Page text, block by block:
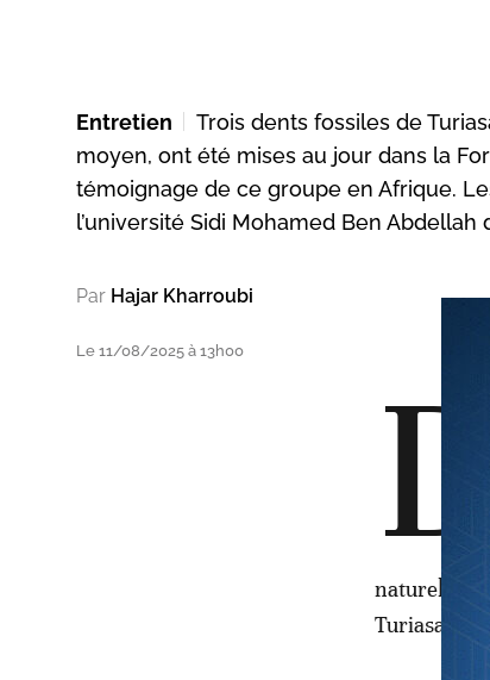
Entretien
Trois dents fossiles de
moyen, ont été mises au jour dans la
témoignage de ce groupe en Afrique.
l’université Sidi Mohamed Ben Abdellah
Par Hajar Kharroubi
Le 11/08/2025 à 13h00
naturelle